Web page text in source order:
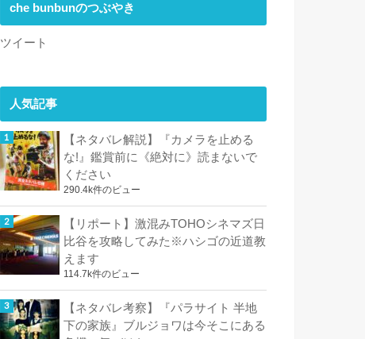
che bunbunのつぶやき
ツイート
人気記事
【ネタバレ解説】『カメラを止める
な!』鑑賞前に《絶対に》読まないで
ください
290.4k件のビュー
【リポート】激混みTOHOシネマズ日
比谷を攻略してみた※ハシゴの近道教
えます
114.7k件のビュー
【ネタバレ考察】『パラサイト 半地
下の家族』ブルジョワは今そこにある